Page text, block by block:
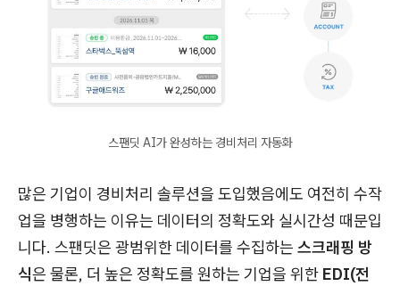
스팬딧 AI가 완성하는 경비처리 자동화
많은 기업이 경비처리 솔루션을 도입했음에도 여전히 수작
업을 병행하는 이유는 데이터의 정확도와 실시간성 때문입
니다. 스팬딧은 광범위한 데이터를 수집하는 스크래핑 방
식은 물론, 더 높은 정확도를 원하는 기업을 위한 EDI(전